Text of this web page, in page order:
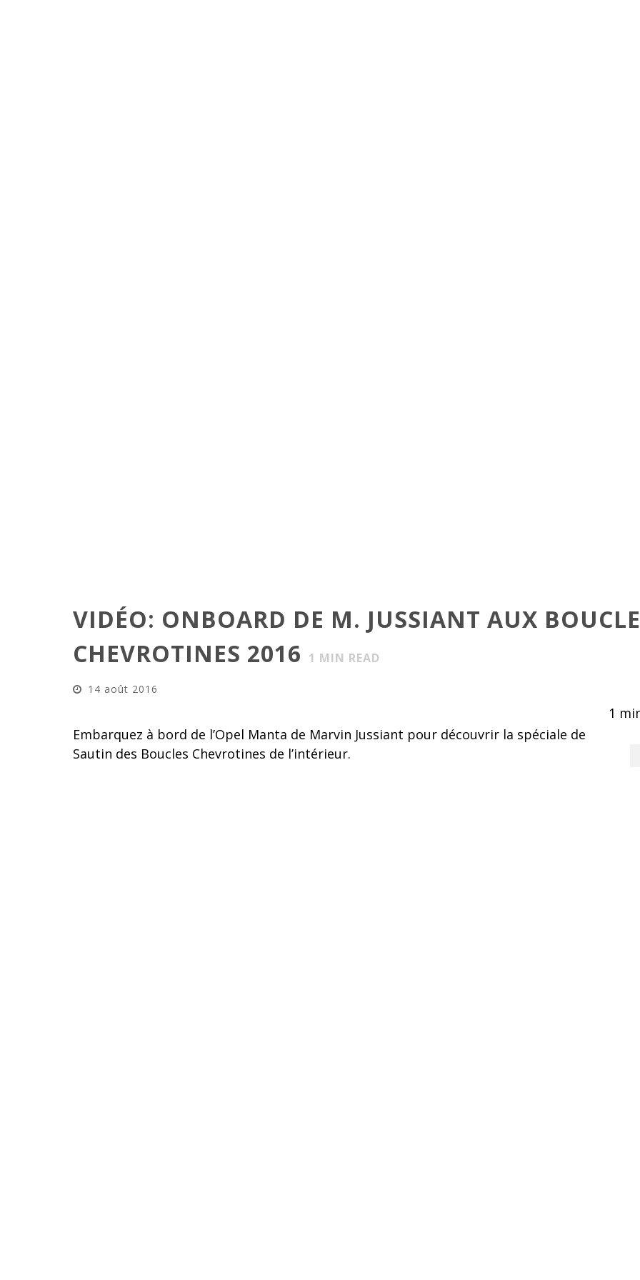
VIDÉO: ONBOARD DE M. JUSSIANT AUX
CHEVROTINES 2016 1 MIN READ
14 août 2016
1
Embarquez à bord de l’Opel Manta de Marvin Jussiant pour découvrir la spéciale de
Sautin des Boucles Chevrotines de l’intérieur.